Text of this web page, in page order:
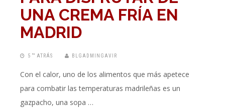
UNA CREMA FRÍA EN
MADRID
5 “” ATRÁS BLGADMINGAVIR
Con el calor, uno de los alimentos que más apetece
para combatir las temperaturas madrileñas es un
gazpacho, una sopa …